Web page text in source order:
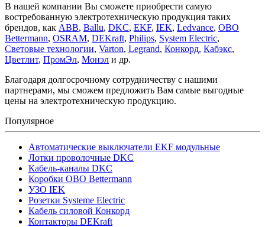
В нашей компании Вы сможете приобрести самую
востребованную электротехническую продукция таких
брендов, как ABB, Ballu, DKC, EKF, IEK, Ledvance, OBO
Bettermann, OSRAM, DEKraft, Philips, System Electric,
Световые технологии, Varton, Legrand, Конкорд, Кабэкс,
Цветлит, ПромЭл, Монэл и др.
Благодаря долгосрочному сотрудничеству с нашими
партнерами, мы сможем предложить Вам самые выгодные
цены на электротехническую продукцию.
Популярное
Автоматические выключатели EKF модульные
Лотки проволочные DKC
Кабель-каналы DKC
Коробки OBO Bettermann
УЗО IEK
Розетки Systeme Electric
Кабель силовой Конкорд
Контакторы DEKraft